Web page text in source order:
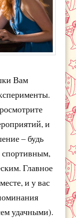
Вам
и
– будь
Главное
и у вас
удачными).